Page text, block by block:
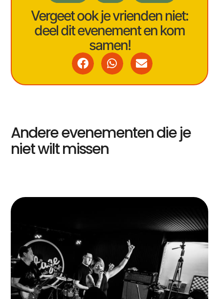
Vergeet ook je vrienden niet:
deel dit evenement en kom
samen!
Andere evenementen die je
niet wilt missen